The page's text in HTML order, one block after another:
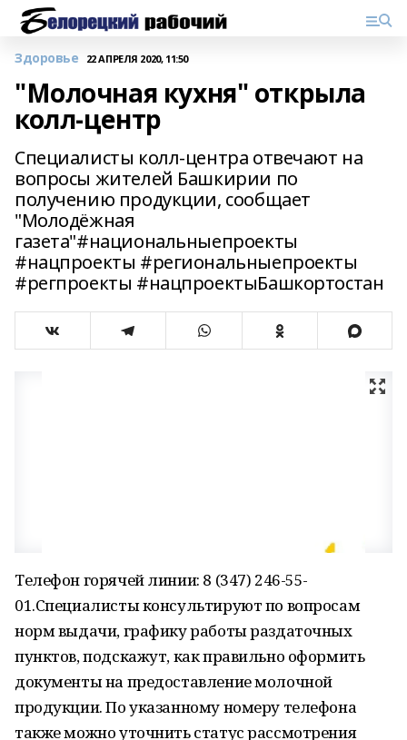
Здоровье 22 АПРЕЛЯ 2020, 11:50
"Молочная кухня" открыла
колл-центр
Специалисты колл-центра отвечают на
вопросы жителей Башкирии по
получению продукции, сообщает
"Молодёжная
газета"#национальныепроекты
#нацпроекты #региональныепроекты
#регпроекты #нацпроектыБашкортостан
Телефон горячей линии: 8 (347) 246-55-
01.Специалисты консультируют по вопросам
норм выдачи, графику работы раздаточных
пунктов, подскажут, как правильно оформить
документы на предоставление молочной
продукции. По указанному номеру телефона
также можно уточнить статус рассмотрения